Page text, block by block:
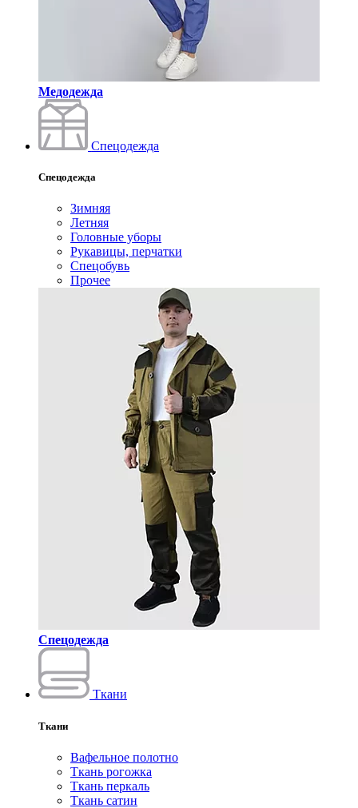
Медодежда
Спецодежда
Спецодежда
Зимняя
Летняя
Головные уборы
Рукавицы, перчатки
Спецобувь
Прочее
Спецодежда
Ткани
Ткани
Вафельное полотно
Ткань рогожка
Ткань перкаль
Ткань сатин